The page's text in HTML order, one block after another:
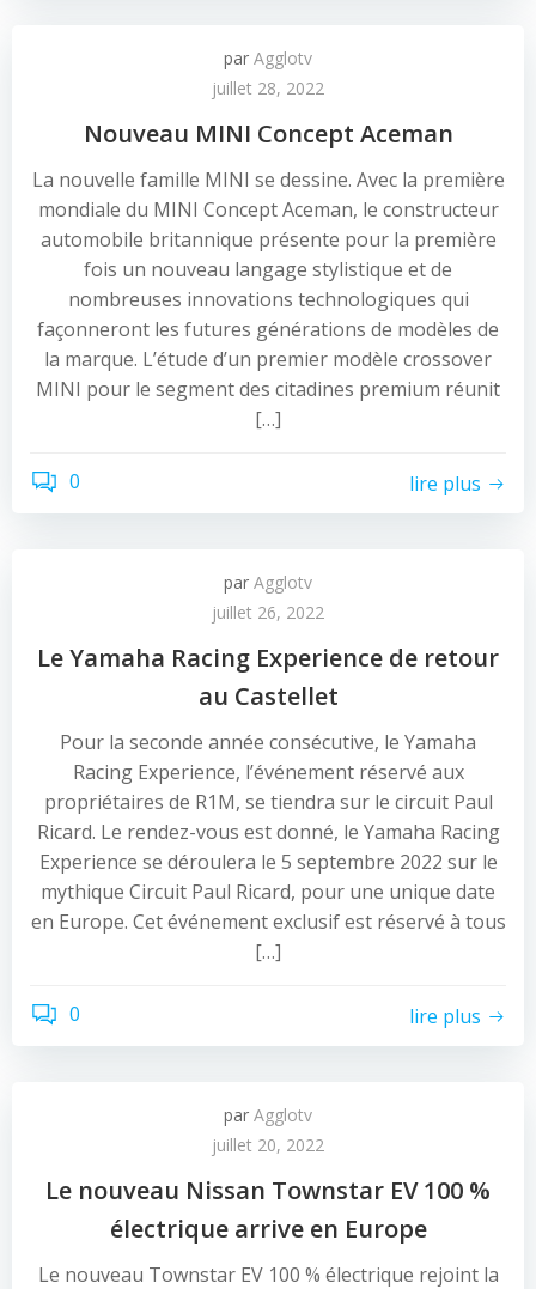
par Agglotv
juillet 28, 2022
Nouveau MINI Concept Aceman
La nouvelle famille MINI se dessine. Avec la première
mondiale du MINI Concept Aceman, le constructeur
automobile britannique présente pour la première
fois un nouveau langage stylistique et de
nombreuses innovations technologiques qui
façonneront les futures générations de modèles de
la marque. L’étude d’un premier modèle crossover
MINI pour le segment des citadines premium réunit
[…]
0 lire plus
par Agglotv
juillet 26, 2022
Le Yamaha Racing Experience de retour
au Castellet
Pour la seconde année consécutive, le Yamaha
Racing Experience, l’événement réservé aux
propriétaires de R1M, se tiendra sur le circuit Paul
Ricard. Le rendez-vous est donné, le Yamaha Racing
Experience se déroulera le 5 septembre 2022 sur le
mythique Circuit Paul Ricard, pour une unique date
en Europe. Cet événement exclusif est réservé à tous
[…]
0 lire plus
par Agglotv
juillet 20, 2022
Le nouveau Nissan Townstar EV 100 %
électrique arrive en Europe
Le nouveau Townstar EV 100 % électrique rejoint la